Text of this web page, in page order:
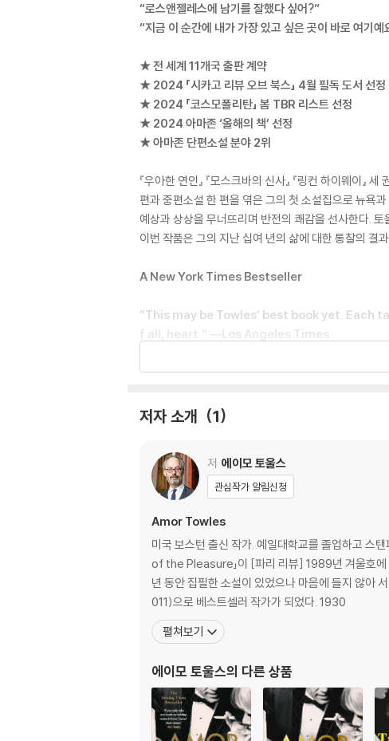
“로스앤젤레스에 남기를 잘했다 싶어?”
“지금 이 순간에 내가 가장 있고 싶은 곳이 바로 여기예
★ 전 세계 11개국 출판 계약
★ 2024 「시카고 리뷰 오브 북스」 4월 필독 도서 선정
★ 2024 「코스모폴리탄」 봄 TBR 리스트 선정
★ 2024 아마존 ‘올해의 책’ 선정
★ 아마존 단편소설 분야 2위
『우아한 연인』 『모스크바의 신사』 『링컨 하이웨이
편과 중편소설 한 편을 엮은 그의 첫 소설집으로 뉴욕
예상과 상상을 무너뜨리며 반전의 쾌감을 선사한다.
이번 작품은 그의 지난 십여 년의 삶에 대한 통찰의 결
A New York Times Bestseller
“This may be Towles’ best book yet.
f all, heart.” ―Los Angeles Times
“The book spans the 20th century,
the kick of a martini served in the Polo
Millions of Amor Towles fans are in for a
Age Hollywood.
d the delicate mechanics of compromise
bes how one of Towles’s most beloved
in a noirish tale that takes us through the
Written with his signature wit, humor, and
tion.
저자 소개 1
저 에이모 토울스
관심작가 알림신청
Amor Towles
미국 보스턴 출신 작가. 예일대학교를 졸업하고 스
of the Pleasure」이 [파리 리뷰] 1989년 겨울호에
년 동안 집필한 소설이 있었으나 마음에 들지 않아
011)으로 베스트셀러 작가가 되었다. 1930
펼쳐보기
에이모 토울스의 다른 상품